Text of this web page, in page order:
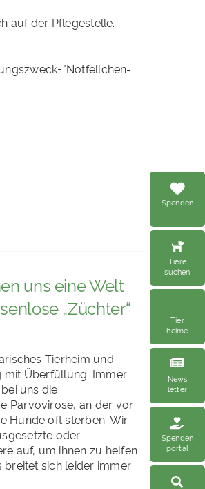
Spenden
Tiere
suchen
Tier
heime
News
letter
Spenden
portal
auf der Pflegestelle.
uns eine Welt
„Züchter“
Tierheim und
mit Überfüllung. Immer
uns die
Parvovirose, an der vor
Hunde oft sterben. Wir
oder
auf, um ihnen zu helfen
breitet sich leider immer